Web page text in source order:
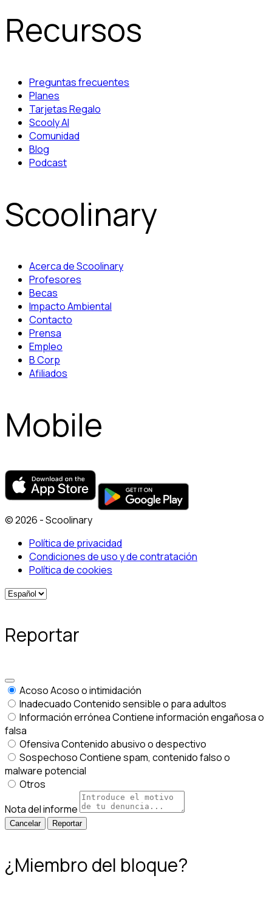
Recursos
Preguntas frecuentes
Planes
Tarjetas Regalo
Scooly AI
Comunidad
Blog
Podcast
Scoolinary
Acerca de Scoolinary
Profesores
Becas
Impacto Ambiental
Contacto
Prensa
Empleo
B Corp
Afiliados
Mobile
© 2026 - Scoolinary
Política de privacidad
Condiciones de uso y de contratación
Política de cookies
Reportar
AcosoAcoso o intimidación
InadecuadoContenido sensible o para adultos
Información erróneaContiene información engañosa o
falsa
OfensivaContenido abusivo o despectivo
SospechosoContiene spam, contenido falso o
malware potencial
Otros
Nota del informe
Reportar
¿Miembro del bloque?